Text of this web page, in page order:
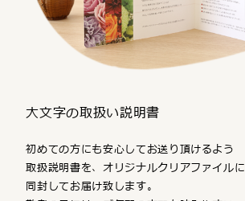
大文字の取扱い説明書
初めての方にも安心してお送り頂けるよう
取扱説明書を、オリジナルクリアファイルに
同封してお届け致します。